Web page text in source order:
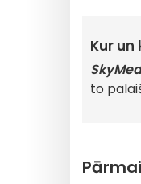
Kur
SkyMed
to